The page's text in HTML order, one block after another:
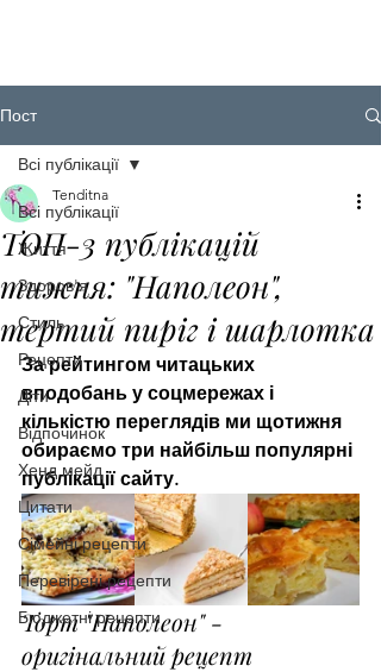
Пост
Всі публікації
Життя
Здоров'я
Стиль
Рецепти
Діти
Відпочинок
Хенд мейд
Цитати
Сімейні рецепти
Перевірені рецепти
Бюджетні рецепти
Всі публікації
ТОП-3 публікацій
тижня: "Наполеон",
тертий пиріг і шарлотка
Tenditna
За рейтингом читацьких
вподобань у соцмережах і
кількістю переглядів ми щотижня
обираємо три найбільш популярні
публікації сайту.
Торт "Наполеон" -
оригінальний рецепт